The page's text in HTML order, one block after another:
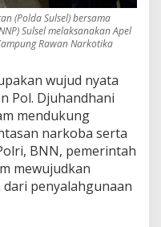
(Polda Sulsel) bersama
Sulsel melaksanakan Apel
Rawan Narkotika
wujud nyata
Pol. Djuhandhani
mendukung
narkoba serta
BNN, pemerintah
mewujudkan
dari penyalahgunaan